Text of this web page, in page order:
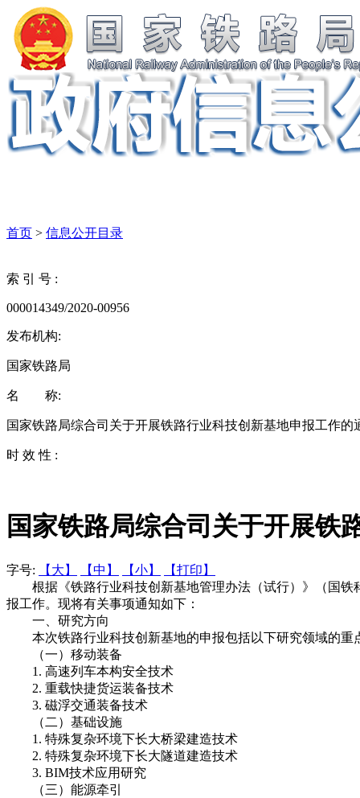
首页 > 信息公开目录
索 引 号 :
000014349/2020-00956
发布机构:
国家铁路局
名 称:
国家铁路局综合司关于开展铁路行业科技创新基地申报工作的
时 效 性 :
国家铁路局综合司关于开展铁
字号: 【大】 【中】 【小】
【打印】
根据《铁路行业科技创新基地管理办法（试行）》（国铁
报工作。现将有关事项通知如下：
一、研究方向
本次铁路行业科技创新基地的申报包括以下研究领域的重
（一）移动装备
1. 高速列车本构安全技术
2. 重载快捷货运装备技术
3. 磁浮交通装备技术
（二）基础设施
1. 特殊复杂环境下长大桥梁建造技术
2. 特殊复杂环境下长大隧道建造技术
3. BIM技术应用研究
（三）能源牵引